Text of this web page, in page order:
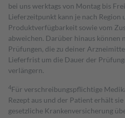
bei uns werktags von Montag bis
Lieferzeitpunkt kann je nach Region
Produktverfügbarkeit sowie vom
abweichen. Darüber hinaus können
Prüfungen, die zu deiner
Lieferfrist um die Dauer der
verlängern.
4Für verschreibungspflichtige
Rezept aus und der Patient erhält
gesetzliche Krankenversicherung